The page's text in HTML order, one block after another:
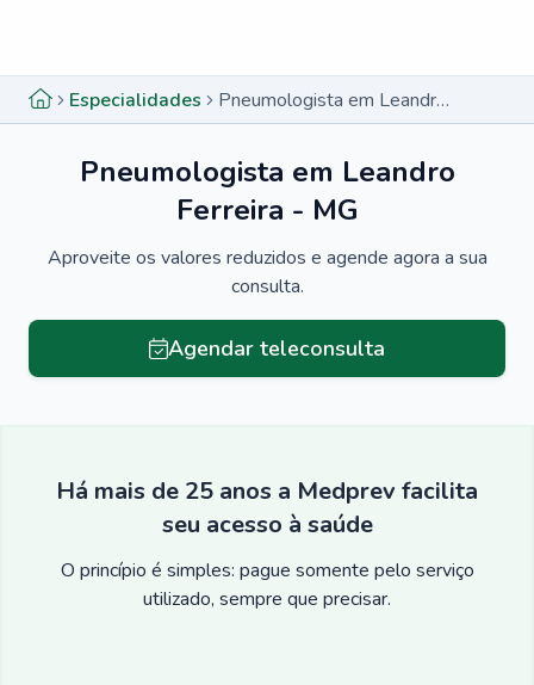
Especialidades Pneumologista em Leandro Ferreira - MG
Pneumologista em Leandro
Ferreira - MG
Aproveite os valores reduzidos e agende agora a sua
consulta.
Agendar teleconsulta
Há mais de 25 anos a Medprev facilita
seu acesso à saúde
O princípio é simples: pague somente pelo serviço
utilizado, sempre que precisar.